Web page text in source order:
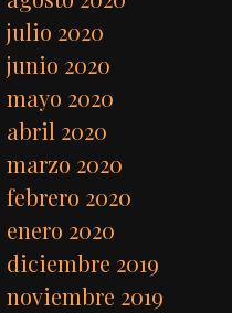
julio 2020
junio 2020
mayo 2020
abril 2020
marzo 2020
febrero 2020
enero 2020
diciembre 2019
noviembre 2019